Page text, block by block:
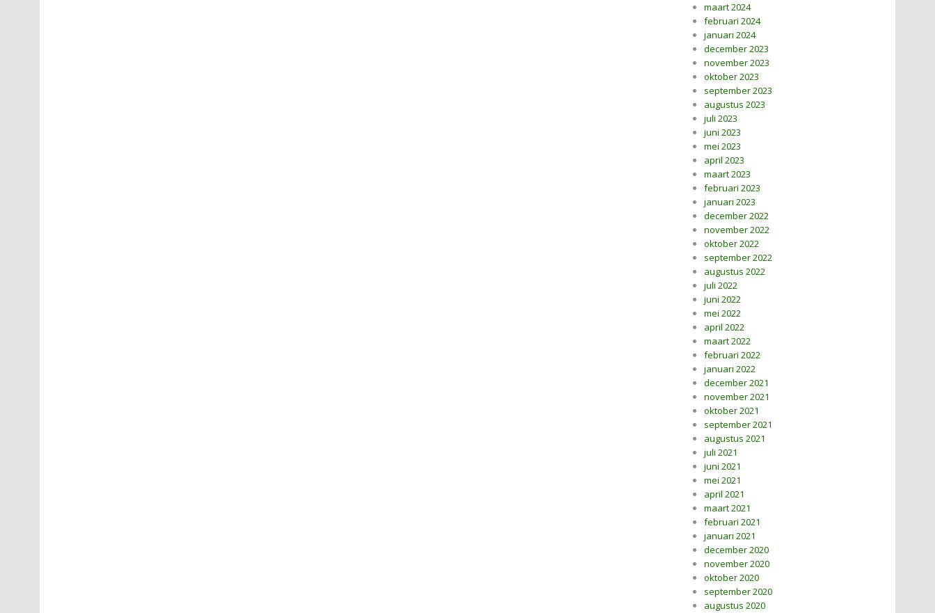
maart 2024
februari 2024
januari 2024
december 2023
november 2023
oktober 2023
september 2023
augustus 2023
juli 2023
juni 2023
mei 2023
april 2023
maart 2023
februari 2023
januari 2023
december 2022
november 2022
oktober 2022
september 2022
augustus 2022
juli 2022
juni 2022
mei 2022
april 2022
maart 2022
februari 2022
januari 2022
december 2021
november 2021
oktober 2021
september 2021
augustus 2021
juli 2021
juni 2021
mei 2021
april 2021
maart 2021
februari 2021
januari 2021
december 2020
november 2020
oktober 2020
september 2020
augustus 2020